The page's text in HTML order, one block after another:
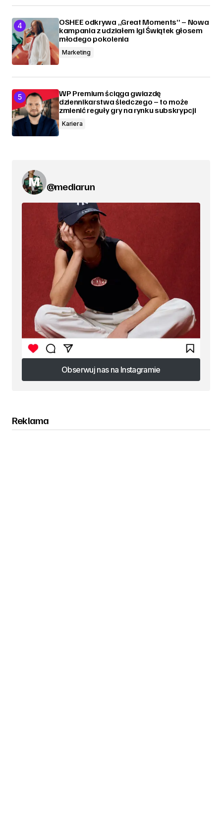
OSHEE odkrywa „Great Moments” – Nowa
kampania z udziałem Igi Świątek głosem
młodego pokolenia
Marketing
WP Premium ściąga gwiazdę
dziennikarstwa śledczego – to może
zmienić reguły gry na rynku subskrypcji
Kariera
@mediarun
Obserwuj nas na Instagramie
Obserwuj nas na Instagramie
Reklama